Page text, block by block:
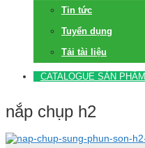
Tin tức
Tuyển dụng
Tải tài liệu
CATALOGUE SẢN PHẨM
nắp chụp h2